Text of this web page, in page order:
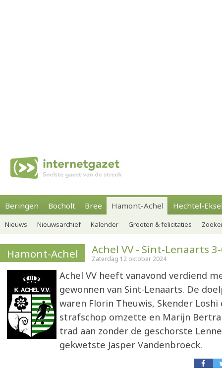
Beringen Bocholt Bree Hamont-Achel Hechtel-
Nieuws Nieuwsarchief Kalender Groeten & felicitaties
Hamont-Achel Achel VV - Sint-Lenaarts
Zaterdag 12 oktober 2024
Achel VV heeft vanavond verdiend
gewonnen van Sint-Lenaarts. De
waren Florin Theuwis, Skender Loshi
strafschop omzette en Marijn
trad aan zonder de geschorste
gekwetste Jasper Vandenbroeck.